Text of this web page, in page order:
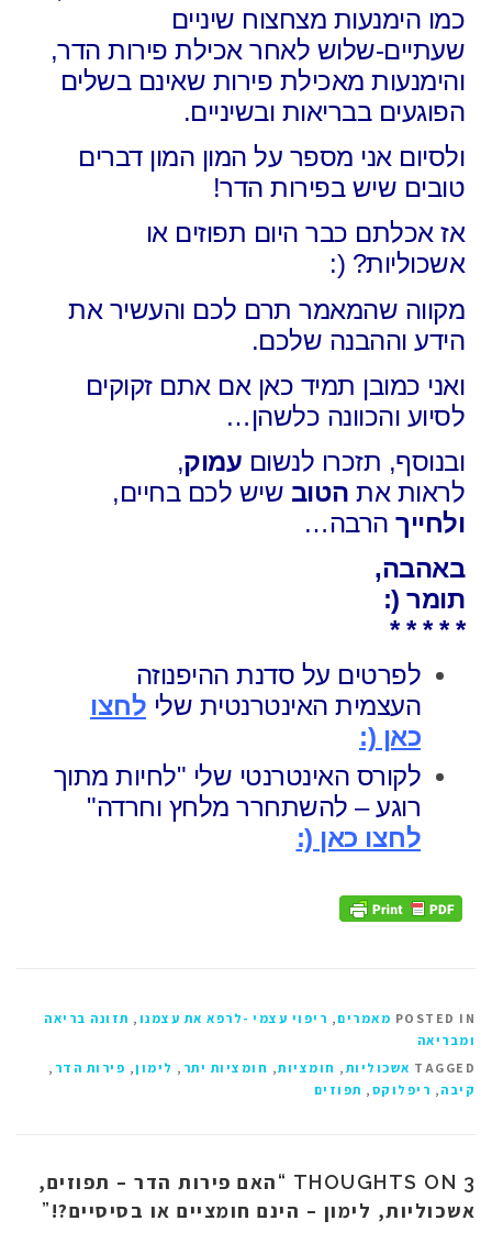
כמו הימנעות מצחצוח שיניים
שעתיים-שלוש לאחר אכילת פירות הדר,
והימנעות מאכילת פירות שאינם בשלים
הפוגעים בבריאות ובשיניים.
ולסיום אני מספר על המון המון דברים
טובים שיש בפירות הדר!
אז אכלתם כבר היום תפוזים או
אשכוליות? (:
מקווה שהמאמר תרם לכם והעשיר את
הידע וההבנה שלכם.
ואני כמובן תמיד כאן אם אתם זקוקים
לסיוע והכוונה כלשהן…
ובנוסף, תזכרו לנשום עמוק,
לראות את הטוב שיש לכם בחיים,
ולחייך הרבה…
באהבה,
תומר (:
* * * * *
לפרטים על סדנת ההיפנוזה
העצמית האינטרנטית שלי לחצו
כאן (:
לקורס האינטרנטי שלי "לחיות מתוך
רוגע – להשתחרר מלחץ וחרדה"
לחצו כאן (:
POSTED IN מאמרים , ריפוי עצמי -לרפא את עצמנו , תזונה בריאה
ומבריאה
TAGGED אשכוליות , חומציות, חומציות יתר , לימון , פירות הדר ,
קיבה , ריפלוקס , תפוזים
3 THOUGHTS ON “
האם פירות הדר – תפוזים,
אשכוליות, לימון – הינם חומציים או בסיסיים?!”